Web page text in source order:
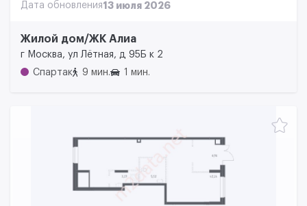
Дата обновления13 июля 2026
Жилой дом/ЖК Алиа
г Москва, ул Лётная, д 95Б к 2
Спартак
9 мин. 1 мин.